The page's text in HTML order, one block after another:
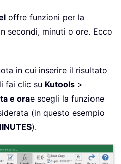
offre funzioni per la
secondi, minuti o ore. Ecco
in cui inserire il risultato
fai clic su Kutools >
e orae scegli la funzione
(in questo esempio
).